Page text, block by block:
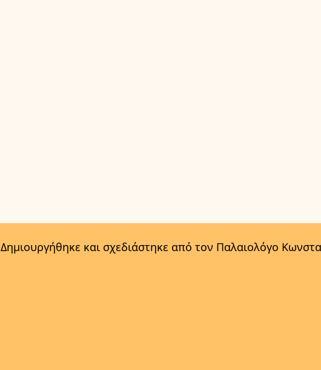
Δημιουργήθηκε και σχεδιάστηκε από τον Παλαιολόγο